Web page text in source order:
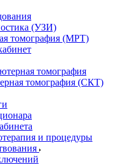
(УЗИ)
томография (МРТ)
томография
томография (СКТ)
и процедуры